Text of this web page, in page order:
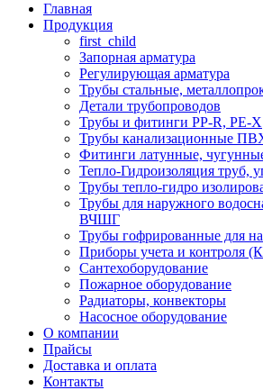
Главная
Продукция
first_child
Запорная арматура
Регулирующая арматура
Трубы стальные,
Детали трубопроводов
Трубы и фитинги PP-R, PE-X
Трубы канализационные
Фитинги латунные,
Тепло-Гидроизоляция труб,
Трубы тепло-гидро
Трубы для наружного
ВЧШГ
Трубы гофрированные для
Приборы учета и контроля
Сантехоборудование
Пожарное оборудование
Радиаторы, конвекторы
Насосное оборудование
О компании
Прайсы
Доставка и оплата
Контакты